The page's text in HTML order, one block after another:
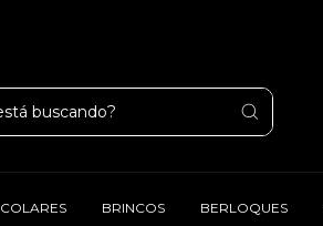
COLARES BRINCOS BERLOQUES